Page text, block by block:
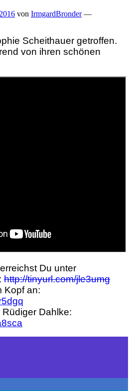
von IrmgardBronder —
Scheithauer getroffen.
von ihren schönen
Du unter
http://tinyurl.com/jle3umg
Kopf an:
Dahlke: